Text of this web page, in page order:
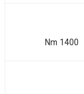
1400 Nm